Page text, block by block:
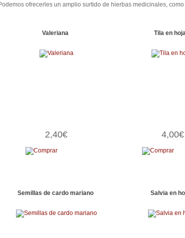
ofrecerles un amplio surtido de hierbas medicinales,
Valeriana
2,40€
Tila en
4,00€
Semillas de cardo mariano Salvia en